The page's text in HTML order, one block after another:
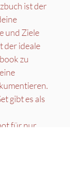
ist der
und Ziele
der ideale
zu
gibt es als
für nur